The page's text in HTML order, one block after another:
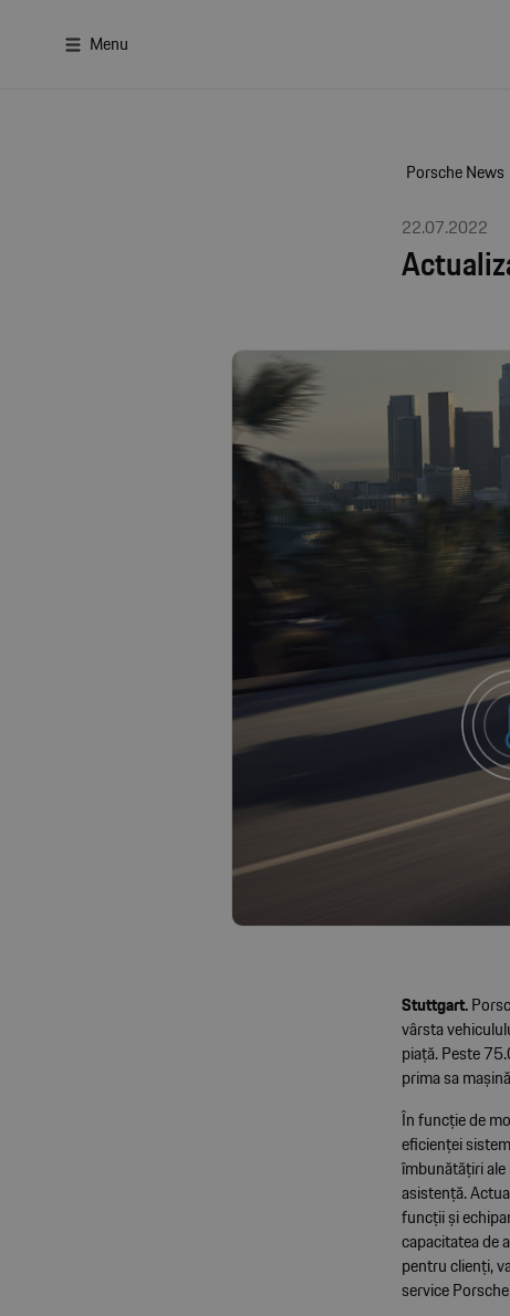
Menu
Porsche News
22.07.2022
Stuttgart.
vârsta
piață. Peste
prima sa
În funcție de
eficienței
îmbunătățiri
asistență.
funcții și
capacitatea de
pentru clienți,
service